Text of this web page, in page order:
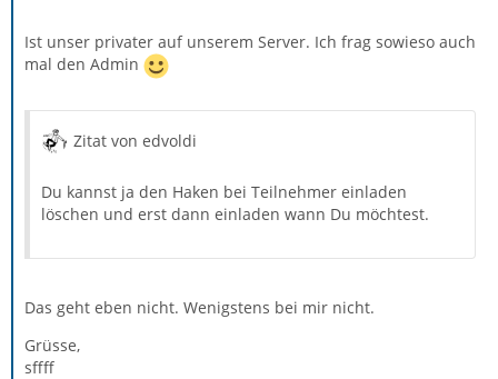
Ist unser privater auf unserem Server. Ich frag sowieso auch
mal den Admin
Zitat von edvoldi
Du kannst ja den Haken bei Teilnehmer einladen
löschen und erst dann einladen wann Du möchtest.
Das geht eben nicht. Wenigstens bei mir nicht.
Grüsse,
sffff